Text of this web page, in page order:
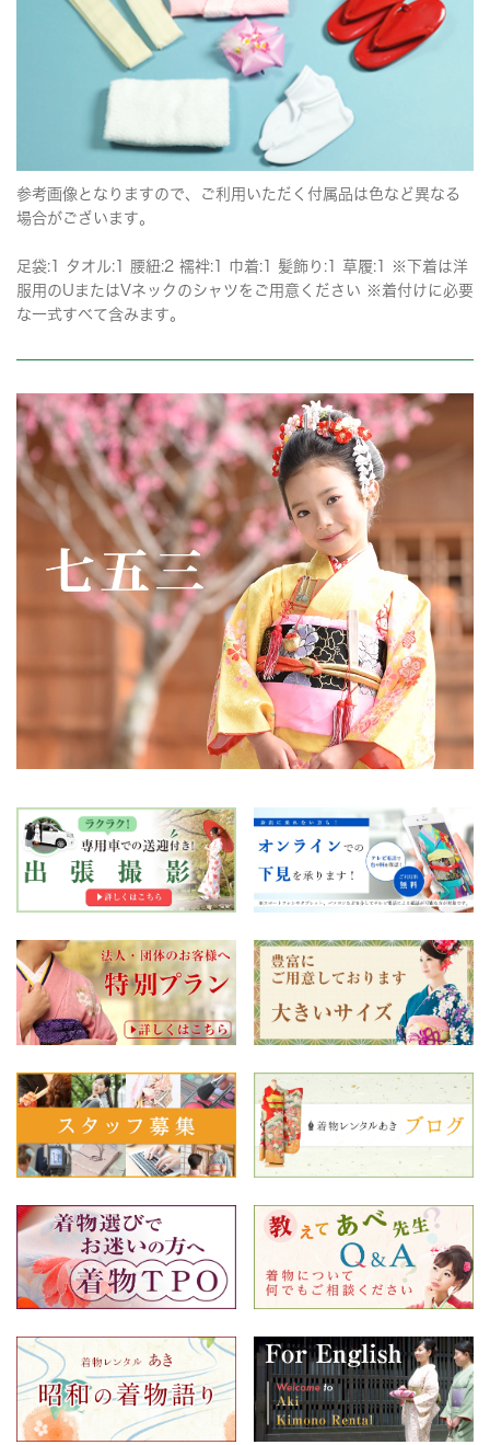
参考画像となりますので、ご利用いただく付属品は色など異なる
場合がございます。
足袋:1 タオル:1 腰紐:2 襦袢:1 巾着:1 髪飾り:1 草履:1 ※下着は洋
服用のUまたはVネックのシャツをご用意ください ※着付けに必要
な一式すべて含みます。